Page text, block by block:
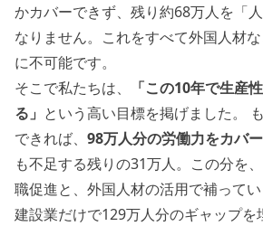
かカバーできず、残り約68万人を「
なりません。これをすべて外国人材
に不可能です。
そこで私たちは、
「この10年で生産
る」 という高い目標を掲げました。
できれば、 98万人分の労働力をカバー
も不足する残りの31万人。この分を
職促進と、外国人材の活用で補ってい
建設業だけで129万人分のギャップを